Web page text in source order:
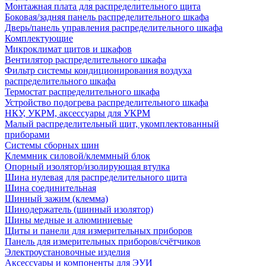
Монтажная плата для распределительного щита
Боковая/задняя панель распределительного шкафа
Дверь/панель управления распределительного шкафа
Комплектующие
Микроклимат щитов и шкафов
Вентилятор распределительного шкафа
Фильтр системы кондиционирования воздуха
распределительного шкафа
Термостат распределительного шкафа
Устройство подогрева распределительного шкафа
НКУ, УКРМ, аксессуары для УКРМ
Малый распределительный щит, укомплектованный
приборами
Системы сборных шин
Клеммник силовой/клеммный блок
Опорный изолятор/изолирующая втулка
Шина нулевая для распределительного щита
Шина соединительная
Шинный зажим (клемма)
Шинодержатель (шинный изолятор)
Шины медные и алюминиевые
Щиты и панели для измерительных приборов
Панель для измерительных приборов/счётчиков
Электроустановочные изделия
Аксессуары и компоненты для ЭУИ